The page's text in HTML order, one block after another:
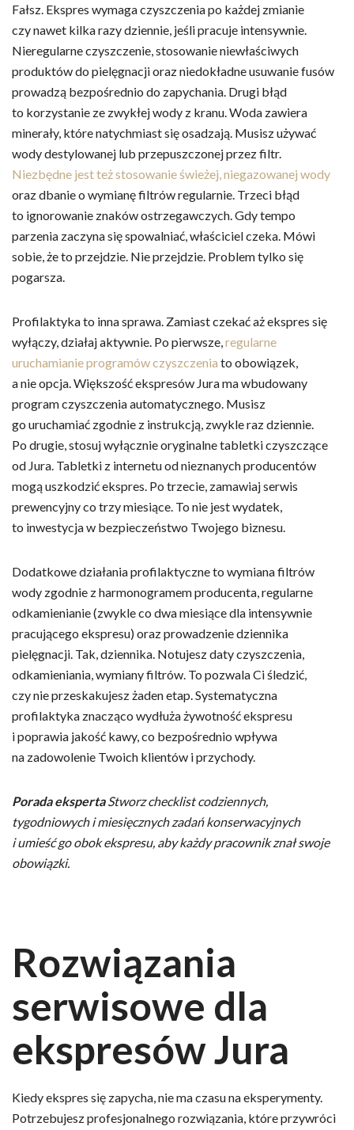
Fałsz. Ekspres wymaga czyszczenia po każdej zmianie
czy nawet kilka razy dziennie, jeśli pracuje intensywnie.
Nieregularne czyszczenie, stosowanie niewłaściwych
produktów do pielęgnacji oraz niedokładne usuwanie fusów
prowadzą bezpośrednio do zapychania. Drugi błąd
to korzystanie ze zwykłej wody z kranu. Woda zawiera
minerały, które natychmiast się osadzają. Musisz używać
wody destylowanej lub przepuszczonej przez filtr.
Niezbędne jest też stosowanie świeżej, niegazowanej wody
oraz dbanie o wymianę filtrów regularnie. Trzeci błąd
to ignorowanie znaków ostrzegawczych. Gdy tempo
parzenia zaczyna się spowalniać, właściciel czeka. Mówi
sobie, że to przejdzie. Nie przejdzie. Problem tylko się
pogarsza.
Profilaktyka to inna sprawa. Zamiast czekać aż ekspres się
wyłączy, działaj aktywnie. Po pierwsze,regularne
uruchamianie programów czyszczenia to obowiązek,
a nie opcja. Większość ekspresów Jura ma wbudowany
program czyszczenia automatycznego. Musisz
go uruchamiać zgodnie z instrukcją, zwykle raz dziennie.
Po drugie, stosuj wyłącznie oryginalne tabletki czyszczące
od Jura. Tabletki z internetu od nieznanych producentów
mogą uszkodzić ekspres. Po trzecie, zamawiaj serwis
prewencyjny co trzy miesiące. To nie jest wydatek,
to inwestycja w bezpieczeństwo Twojego biznesu.
Dodatkowe działania profilaktyczne to wymiana filtrów
wody zgodnie z harmonogramem producenta, regularne
odkamienianie (zwykle co dwa miesiące dla intensywnie
pracującego ekspresu) oraz prowadzenie dziennika
pielęgnacji. Tak, dziennika. Notujesz daty czyszczenia,
odkamieniania, wymiany filtrów. To pozwala Ci śledzić,
czy nie przeskakujesz żaden etap. Systematyczna
profilaktyka znacząco wydłuża żywotność ekspresu
i poprawia jakość kawy, co bezpośrednio wpływa
na zadowolenie Twoich klientów i przychody.
Porada eksperta Stworz checklist codziennych,
tygodniowych i miesięcznych zadań konserwacyjnych
i umieść go obok ekspresu, aby każdy pracownik znał swoje
obowiązki.
Rozwiązania
serwisowe dla
ekspresów Jura
Kiedy ekspres się zapycha, nie ma czasu na eksperymenty.
Potrzebujesz profesjonalnego rozwiązania, które przywróci